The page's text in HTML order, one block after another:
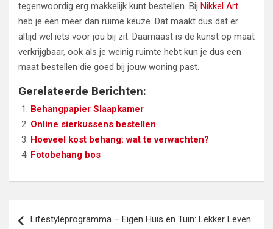
tegenwoordig erg makkelijk kunt bestellen. Bij Nikkel Art
heb je een meer dan ruime keuze. Dat maakt dus dat er
altijd wel iets voor jou bij zit. Daarnaast is de kunst op maat
verkrijgbaar, ook als je weinig ruimte hebt kun je dus een
maat bestellen die goed bij jouw woning past.
Gerelateerde Berichten:
Behangpapier Slaapkamer
Online sierkussens bestellen
Hoeveel kost behang: wat te verwachten?
Fotobehang bos
Lifestyleprogramma – Eigen Huis en Tuin: Lekker Leven